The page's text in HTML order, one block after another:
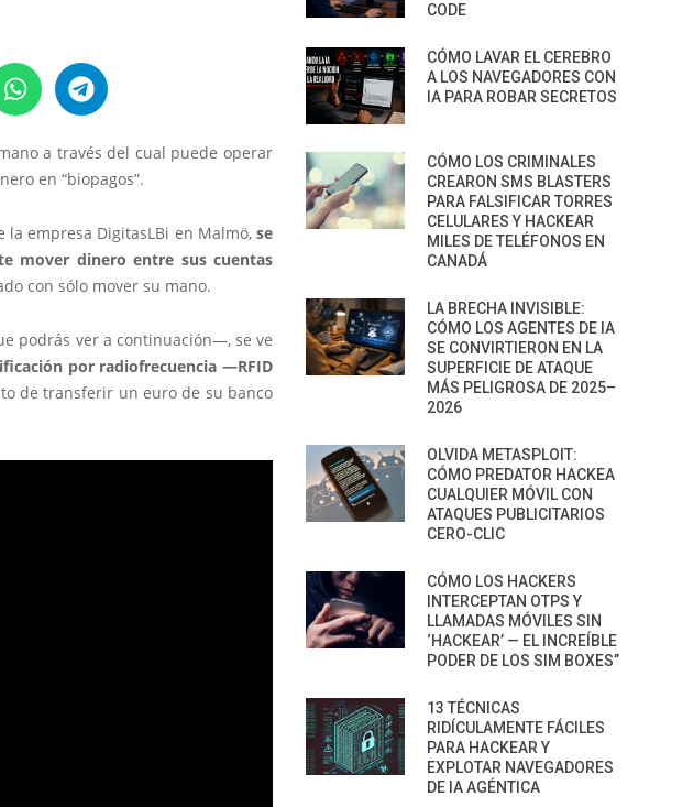
a través del cual puede operar
en “biopagos”.
la empresa DigitasLBi en Malmö,se
mover dinero entre sus cuentas
con sólo mover su mano.
podrás ver a continuación—, se ve
por radiofrecuencia —RFID
de transferir un euro de su banco
CODE
CÓMO LAVAR EL CEREBRO
A LOS NAVEGADORES CON
IA PARA ROBAR SECRETOS
CÓMO LOS CRIMINALES
CREARON SMS BLASTERS
PARA FALSIFICAR TORRES
CELULARES Y HACKEAR
MILES DE TELÉFONOS EN
CANADÁ
LA BRECHA INVISIBLE:
CÓMO LOS AGENTES DE IA
SE CONVIRTIERON EN LA
SUPERFICIE DE ATAQUE
MÁS PELIGROSA DE 2025–
2026
OLVIDA METASPLOIT:
CÓMO PREDATOR HACKEA
CUALQUIER MÓVIL CON
ATAQUES PUBLICITARIOS
CERO-CLIC
CÓMO LOS HACKERS
INTERCEPTAN OTPS Y
LLAMADAS MÓVILES SIN
‘HACKEAR’ — EL INCREÍBLE
PODER DE LOS SIM BOXES”
13 TÉCNICAS
RIDÍCULAMENTE FÁCILES
PARA HACKEAR Y
EXPLOTAR NAVEGADORES
DE IA AGÉNTICA